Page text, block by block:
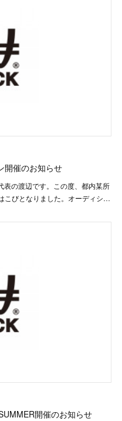
開催のお知らせ
表の渡辺です。この度、都内某所
こびとなりました。オーディシ…
開催のお知らせ